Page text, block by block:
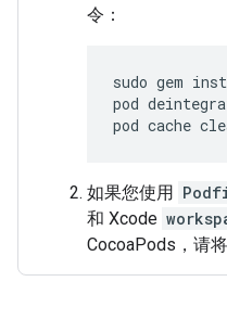
令：
sudo gem
pod
pod cache
如果您使用
和 Xcode
CocoaPods，请将